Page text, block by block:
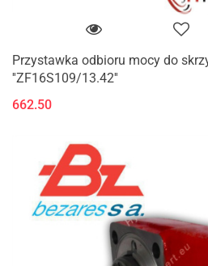
Przystawka odbioru mocy do
''ZF16S109/13.42''
662.50